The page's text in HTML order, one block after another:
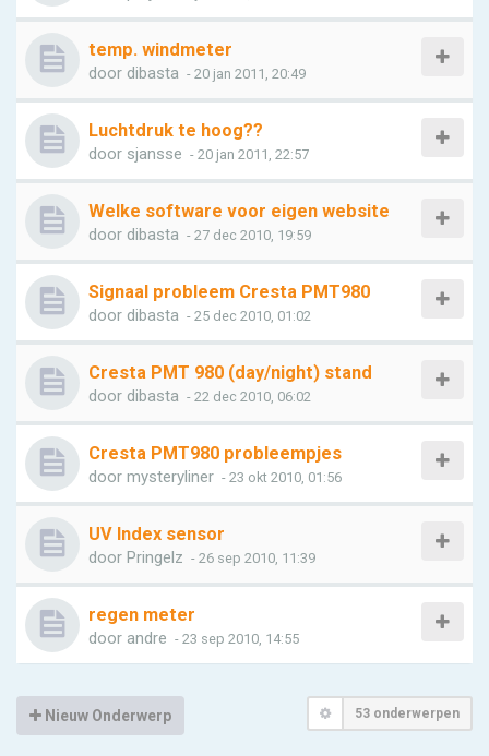
temp. windmeter
door dibasta - 20 jan 2011, 20:49
Luchtdruk te hoog??
door sjansse - 20 jan 2011, 22:57
Welke software voor eigen website
door dibasta - 27 dec 2010, 19:59
Signaal probleem Cresta PMT980
door dibasta - 25 dec 2010, 01:02
Cresta PMT 980 (day/night) stand
door dibasta - 22 dec 2010, 06:02
Cresta PMT980 probleempjes
door mysteryliner - 23 okt 2010, 01:56
UV Index sensor
door Pringelz - 26 sep 2010, 11:39
regen meter
door andre - 23 sep 2010, 14:55
Nieuw Onderwerp 53 onderwerpen